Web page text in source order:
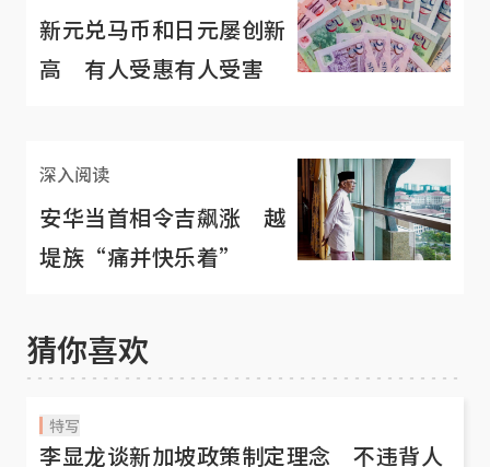
新元兑马币和日元屡创新
高 有人受惠有人受害
深入阅读
安华当首相令吉飙涨 越
堤族“痛并快乐着”
猜你喜欢
特写
李显龙谈新加坡政策制定理念 不违背人